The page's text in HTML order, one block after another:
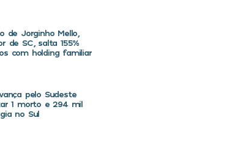
de Jorginho Mello,
de SC, salta 155%
com holding familiar
pelo Sudeste
1 morto e 294 mil
no Sul